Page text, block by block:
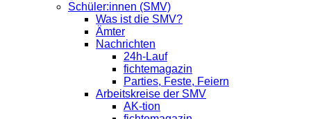
Schüler:innen (SMV)
Was ist die SMV?
Ämter
Nachrichten
24h-Lauf
fichtemagazin
Parties, Feste, Feiern
Arbeitskreise der SMV
AK-tion